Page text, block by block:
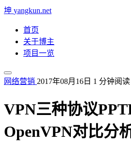
坤 yangkun.net
首页
关于博主
项目一览
网络营销 2017年08月16日 1 分钟阅读
VPN三种协议
OpenVPN对比分